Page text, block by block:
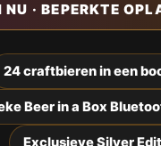
NU · BEPERKTE
24 craftbieren in een
Beer in a Box
Exclusieve Silver